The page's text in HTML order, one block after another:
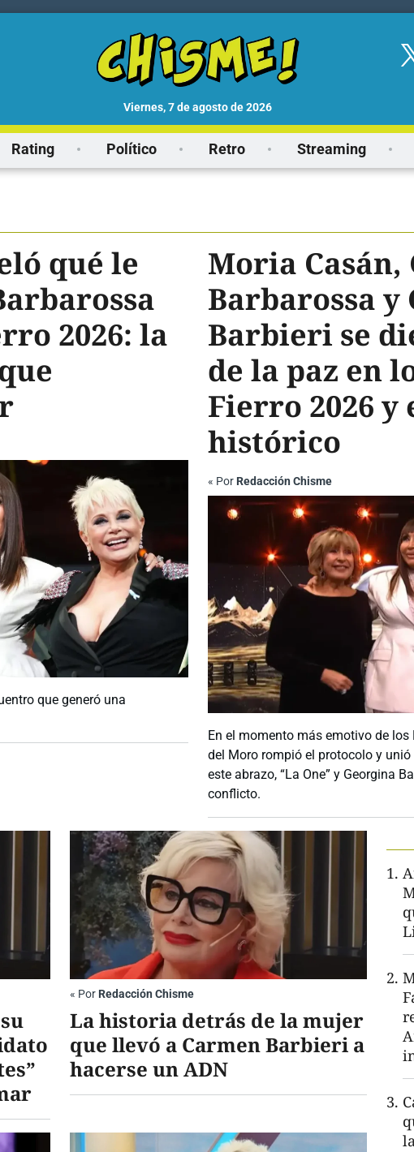
viernes, 7 de agosto de 2026
Rating Político Retro Streaming
qué le
2026: la
que generó una
Moria Casán,
Barbarossa y
Barbieri se
de la paz en
Fierro 2026
histórico
« Por Redacción Chisme
En el momento más emotivo de
del Moro rompió el protocolo y
este abrazo, “La One” y Georgina
conflicto.
« Por Redacción Chisme
La historia detrás de la mujer
que llevó a Carmen Barbieri a
hacerse un ADN